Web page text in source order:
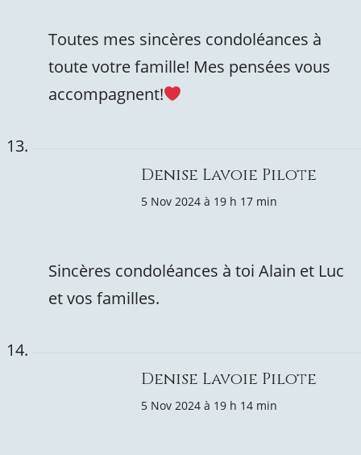
Toutes mes sincères condoléances à
toute votre famille! Mes pensées vous
accompagnent!
Denise Lavoie Pilote
5 Nov 2024 à 19 h 17 min
Sincères condoléances à toi Alain et Luc
et vos familles.
Denise Lavoie Pilote
5 Nov 2024 à 19 h 14 min